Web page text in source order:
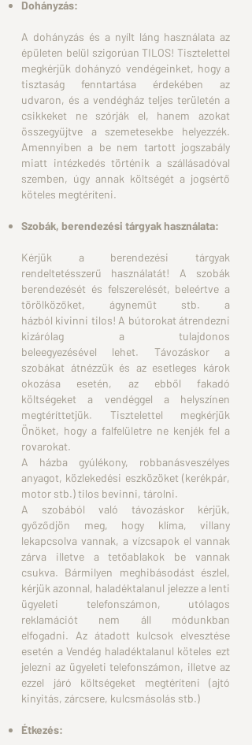
Dohányzás:
A dohányzás és a nyílt láng használata az
épületen belül szigorúan TILOS! Tisztelettel
megkérjük dohányzó vendégeinket, hogy a
tisztaság fenntartása érdekében az
udvaron, és a vendégház teljes területén a
csikkeket ne szórják el, hanem azokat
összegyűjtve a szemetesekbe helyezzék.
Amennyiben a be nem tartott jogszabály
miatt intézkedés történik a szállásadóval
szemben, úgy annak költségét a jogsértő
köteles megtéríteni.
Szobák, berendezési tárgyak használata:
Kérjük a berendezési tárgyak
rendeltetésszerű használatát! A szobák
berendezését és felszerelését, beleértve a
törölközőket, ágyneműt stb. a
házból kivinni tilos! A bútorokat átrendezni
kizárólag a tulajdonos
beleegyezésével lehet. Távozáskor a
szobákat átnézzük és az esetleges károk
okozása esetén, az ebből fakadó
költségeket a vendéggel a helyszínen
megtéríttetjük. Tisztelettel megkérjük
Önöket, hogy a falfelületre ne kenjék fel a
rovarokat.
A házba gyúlékony, robbanásveszélyes
anyagot, közlekedési eszközöket (kerékpár,
motor stb.) tilos bevinni, tárolni.
A szobából való távozáskor kérjük,
győződjön meg, hogy klíma, villany
lekapcsolva vannak, a vízcsapok el vannak
zárva illetve a tetőablakok be vannak
csukva. Bármilyen meghibásodást észlel,
kérjük azonnal, haladéktalanul jelezze a lenti
ügyeleti telefonszámon, utólagos
reklamációt nem áll módunkban
elfogadni. Az átadott kulcsok elvesztése
esetén a Vendég haladéktalanul köteles ezt
jelezni az ügyeletitelefonszámon, illetve az
ezzel járó költségeket megtéríteni (ajtó
kinyitás, zárcsere, kulcsmásolás stb.)
Étkezés: